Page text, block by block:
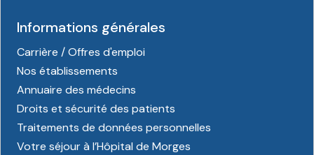
Informations générales
Carrière / Offres d'emploi
Nos établissements
Annuaire des médecins
Droits et sécurité des patients
Traitements de données personnelles
Votre séjour à l’Hôpital de Morges